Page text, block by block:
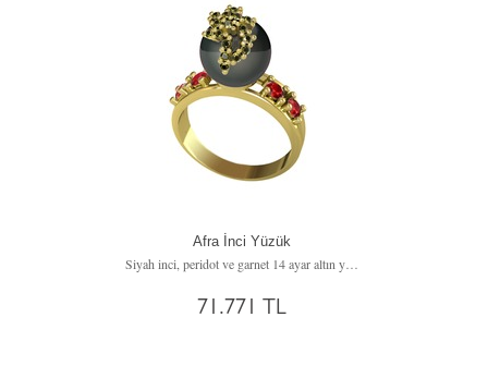
Afra İnci Yüzük
Siyah inci, peridot ve garnet 14 ayar altın yüzük
71.771 TL